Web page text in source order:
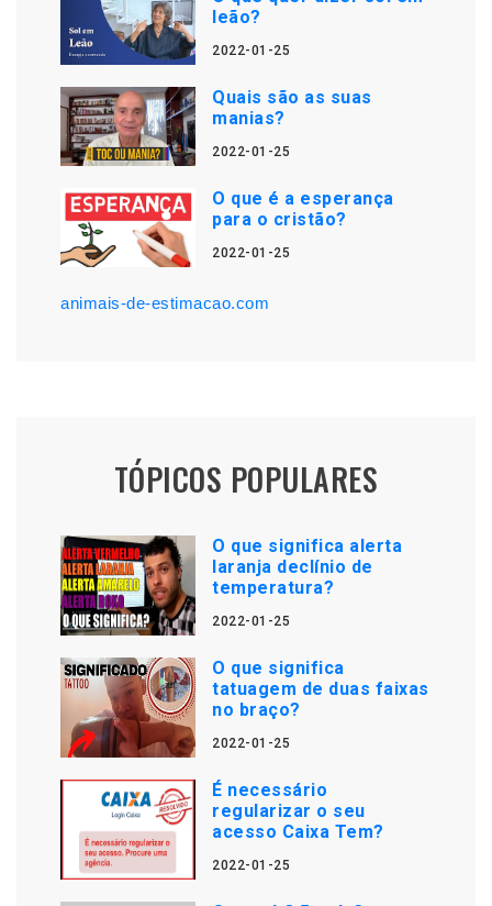
leão?
2022-01-25
Quais são as suas
manias?
2022-01-25
O que é a esperança
para o cristão?
2022-01-25
animais-de-estimacao.com
TÓPICOS POPULARES
O que significa alerta
laranja declínio de
temperatura?
2022-01-25
O que significa
tatuagem de duas faixas
no braço?
2022-01-25
É necessário
regularizar o seu
acesso Caixa Tem?
2022-01-25